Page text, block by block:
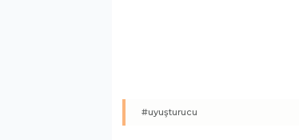
#uyuşturucuAsayiş